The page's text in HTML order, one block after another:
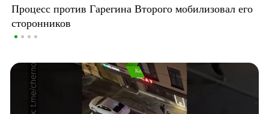
Процесс против Гарегина Второго мобилизовал его
сторонников